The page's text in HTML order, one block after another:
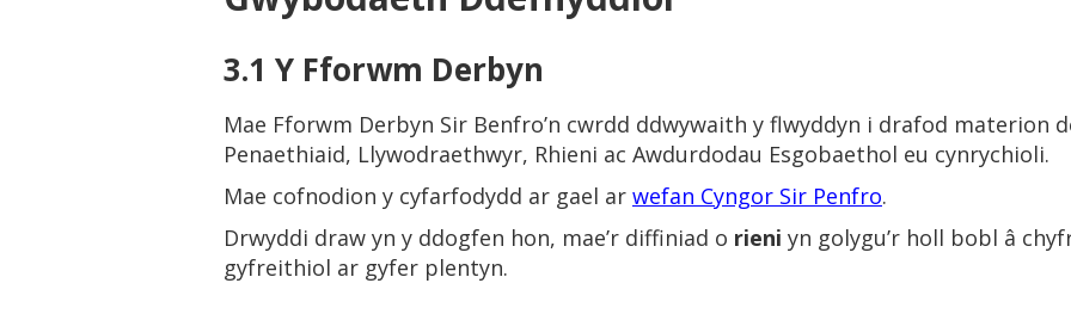
3.1 Y Fforwm Derbyn
Mae Fforwm Derbyn Sir Benfro’n cwrdd ddwywaith y flwyddyn i drafod materion
Penaethiaid, Llywodraethwyr, Rhieni ac Awdurdodau Esgobaethol eu cynrychioli.
Mae cofnodion y cyfarfodydd ar gael ar wefan Cyngor Sir Penfro.
Drwyddi draw yn y ddogfen hon, mae’r diffiniad o rieni yn golygu’r holl bobl â
gyfreithiol ar gyfer plentyn.